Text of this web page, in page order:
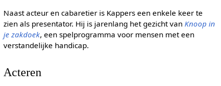
Naast acteur en cabaretier is Kappers een enkele keer te
zien als presentator. Hij is jarenlang het gezicht van Knoop in
je zakdoek, een spelprogramma voor mensen met een
verstandelijke handicap.
Acteren